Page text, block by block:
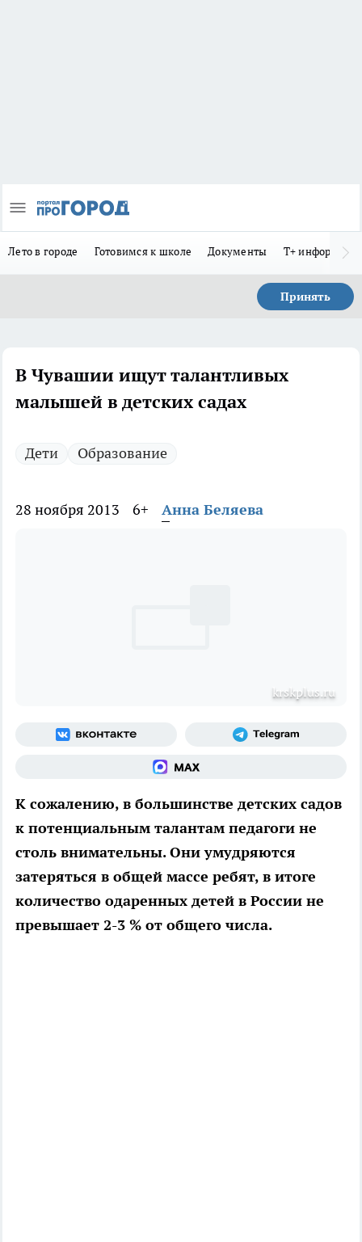
Лето в городе Готовимся к школе Документы Т+
Принять
В Чувашии ищут талантливых
малышей в детских садах
Дети Образование
28 ноября 2013 6+ Анна Беляева
krskplus.ru
К сожалению, в большинстве детских садов
к потенциальным талантам педагоги не
столь внимательны. Они умудряются
затеряться в общей массе ребят, в итоге
количество одаренных детей в России не
превышает 2-3 % от общего числа.